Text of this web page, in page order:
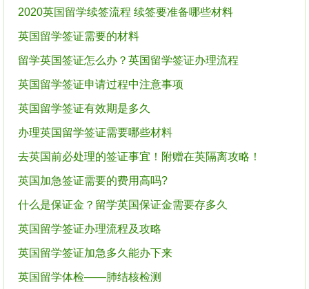
2020英国留学续签流程 续签要准备哪些材料
英国留学签证需要的材料
留学英国签证怎么办？英国留学签证办理流程
英国留学签证申请过程中注意事项
英国留学签证有效期是多久
办理英国留学签证需要哪些材料
去英国前必处理的签证事宜！附赠在英隔离攻略！
英国加急签证需要的费用高吗?
什么是保证金？留学英国保证金需要存多久
英国留学签证办理流程及攻略
英国留学签证加急多久能办下来
英国留学体检——肺结核检测